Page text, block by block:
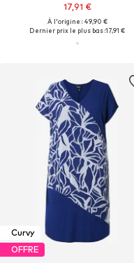
17,91 €
À l'origine : 49,90 €
Dernier prix le plus bas :17,91 €
Curvy
OFFRE